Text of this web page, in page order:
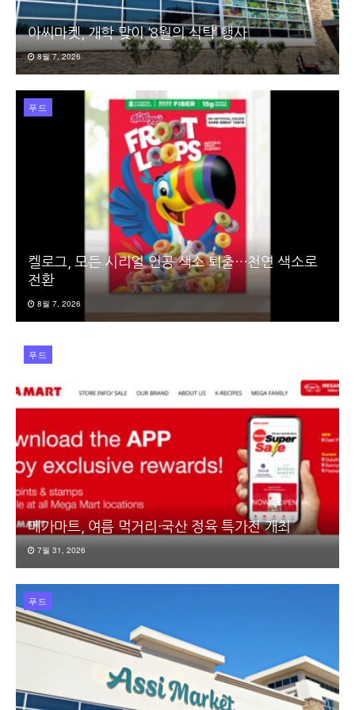
아씨마켓, 개학 맞이 ‘8월의 식탁’ 행사
8월 7, 2026
푸드
켈로그, 모든 시리얼 인공 색소 퇴출…천연 색소로
전환
8월 7, 2026
푸드
메가마트, 여름 먹거리·국산 정육 특가전 개최
7월 31, 2026
푸드